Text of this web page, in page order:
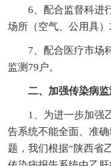
6、配合监督科进行
场所（空气、公用具）
7、配合医疗市场科
监测79户。
二、加强传染病监
1、为进一步加强乙
告系统不能全面、准
题，我们根据“陕西省